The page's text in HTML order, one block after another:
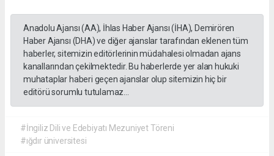
Anadolu Ajansı (AA), İhlas Haber Ajansı (İHA), Demirören
Haber Ajansı (DHA) ve diğer ajanslar tarafından eklenen tüm
haberler, sitemizin editörlerinin müdahalesi olmadan ajans
kanallarından çekilmektedir. Bu haberlerde yer alan hukuki
muhataplar haberi geçen ajanslar olup sitemizin hiç bir
editörü sorumlu tutulamaz...
#İngiliz Dili ve Edebiyatı Mezuniyet Töreni
#ığdır üniversitesi